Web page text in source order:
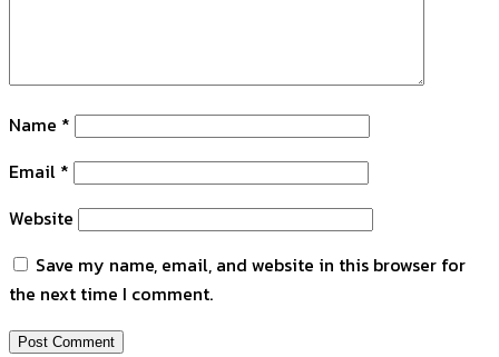
Name *
Email *
Website
Save my name, email, and website in this browser for
the next time I comment.